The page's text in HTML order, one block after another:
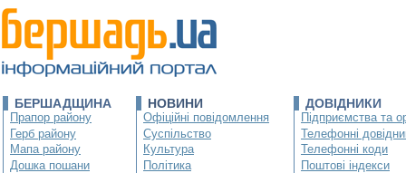
БЕРШАДЩИНА
Прапор району
Герб району
Мапа району
Дошка пошани
НОВИНИ
Офіційні повідомлення
Суспільство
Культура
Політика
ДОВІДНИКИ
Підприємства та
Телефонні
Телефонні коди
Поштові індекси